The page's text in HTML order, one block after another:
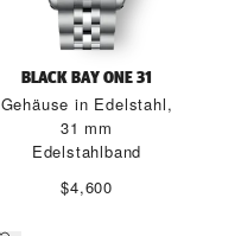
BLACK BAY ONE 31
Gehäuse in Edelstahl,
31 mm
Edelstahlband
$4,600